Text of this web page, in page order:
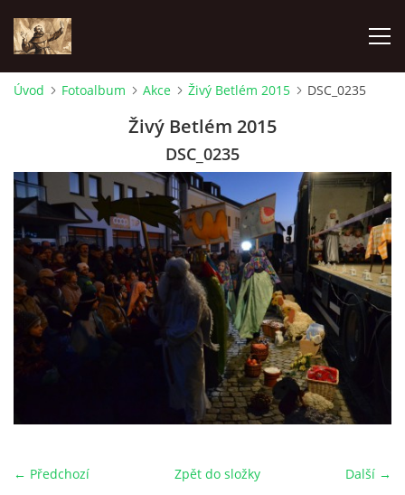
SAMOFINANCOVÁNÍ
PASTORAČNÍ RADA
SPRAVOVANÉ FARNOSTI
Úvod Fotoalbum Akce Živý Betlém 2015 DSC_0235
Živý Betlém 2015
DSC_0235
← Předchozí Další →
Zpět do složky